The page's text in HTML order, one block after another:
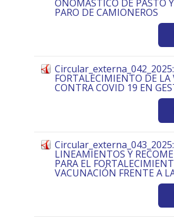
ONOMÁSTICO DE PASTO
PARO DE CAMIONEROS
Circular_externa_042_2025:
FORTALECIMIENTO DE LA
CONTRA COVID 19 EN
Circular_externa_043_2025:
LINEAMIENTOS Y
PARA EL
VACUNACIÓN FRENTE A